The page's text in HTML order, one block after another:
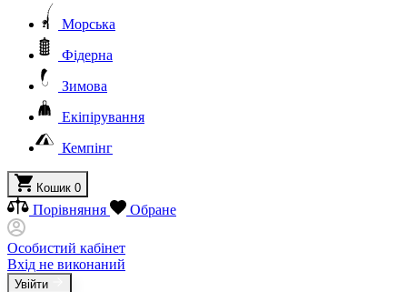
Морська
Фідерна
Зимова
Екіпірування
Кемпінг
Кошик 0
Порівняння Обране
Особистий кабінет
Вхід не виконаний
Увійти